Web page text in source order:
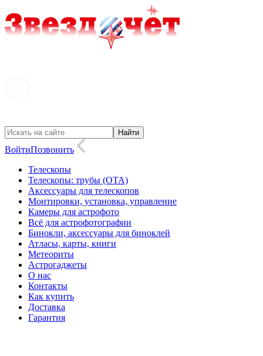
ВойтиПозвонить
Телескопы
Телескопы: трубы (OTA)
Аксессуары для телескопов
Монтировки, установка, управление
Камеры для астрофото
Всё для астрофотографии
Бинокли, аксессуары для биноклей
Атласы, карты, книги
Метеориты
Астрогаджеты
О нас
Контакты
Как купить
Доставка
Гарантия